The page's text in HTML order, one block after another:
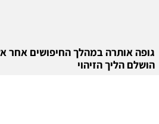
גופה אותרה במהלך החיפושים אחר
הושלם הליך הזיהוי